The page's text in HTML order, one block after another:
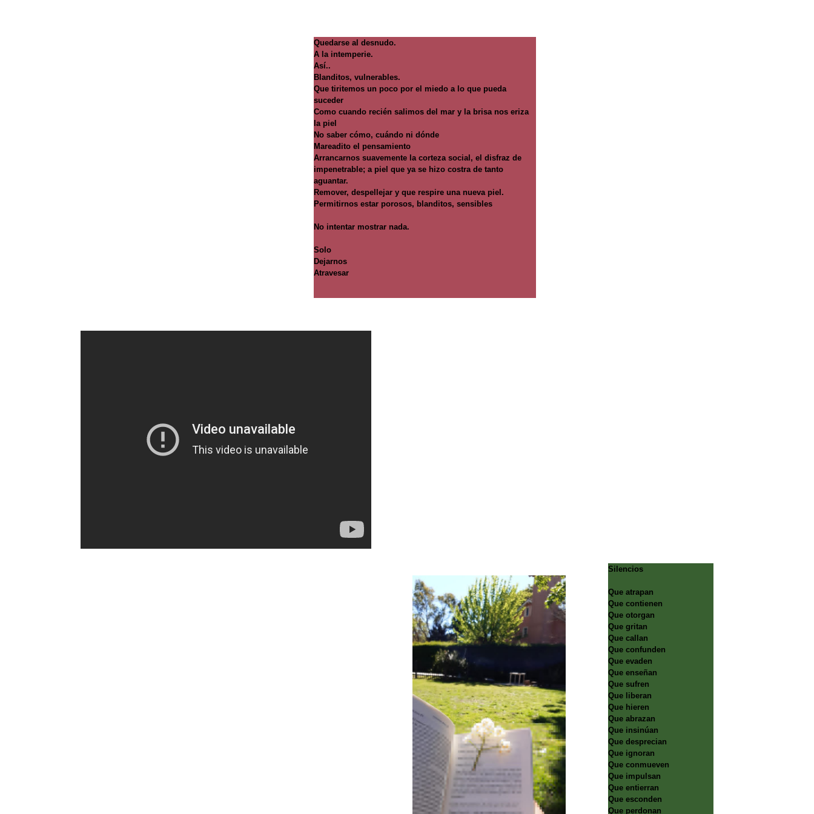
Quedarse al desnudo.
A la intemperie.
Así..
Blanditos, vulnerables.
Que tiritemos un poco por el miedo a lo que pueda
suceder
Como cuando recién salimos del mar y la brisa nos eriza
la piel
No saber cómo, cuándo ni dónde
Mareadito el pensamiento
Arrancarnos suavemente la corteza social, el disfraz de
impenetrable; a piel que ya se hizo costra de tanto
aguantar.
Remover, despellejar y que respire una nueva piel.
Permitirnos estar porosos, blanditos, sensibles
No intentar mostrar nada.
Solo
Dejarnos
Atravesar
Silencios
Que atrapan
Que contienen
Que otorgan
Que gritan
Que callan
Que confunden
Que evaden
Que enseñan
Que sufren
Que liberan
Que hieren
Que abrazan
Que insinúan
Que desprecian
Que ignoran
Que conmueven
Que impulsan
Que entierran
Que esconden
Que perdonan